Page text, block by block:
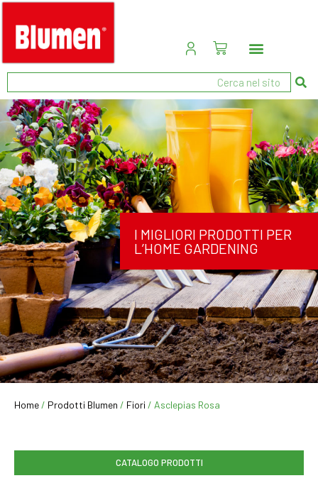
I MIGLIORI PRODOTTI PER
L’HOME GARDENING
Home / Prodotti Blumen / Fiori / Asclepias Rosa
CATALOGO PRODOTTI